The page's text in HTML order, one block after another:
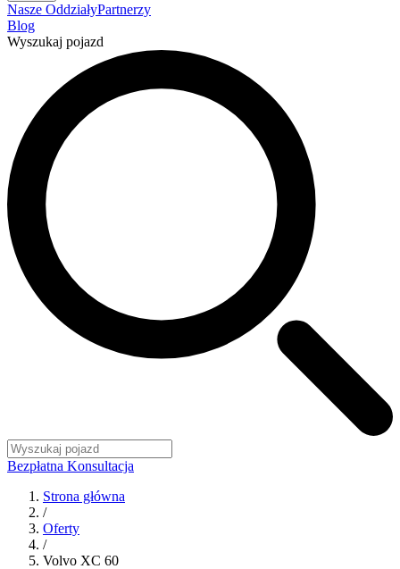
Nasze OddziałyPartnerzy
Blog
Wyszukaj pojazd
Bezpłatna Konsultacja
Strona główna
/
Oferty
/
Volvo XC 60